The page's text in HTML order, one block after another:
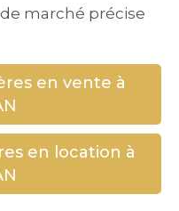
marché précise
en vente à
en location à